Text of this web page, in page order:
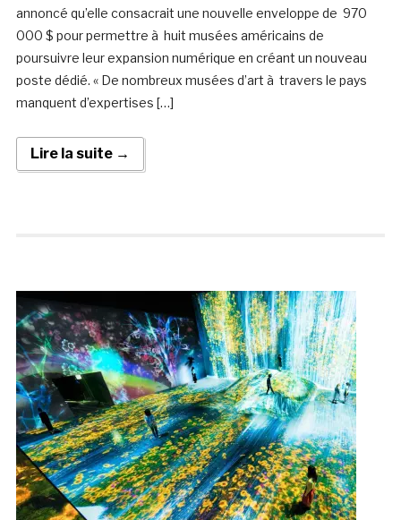
annoncé qu’elle consacrait une nouvelle enveloppe de 970
000 $ pour permettre à huit musées américains de
poursuivre leur expansion numérique en créant un nouveau
poste dédié. « De nombreux musées d’art à travers le pays
manquent d’expertises […]
Lire la suite →